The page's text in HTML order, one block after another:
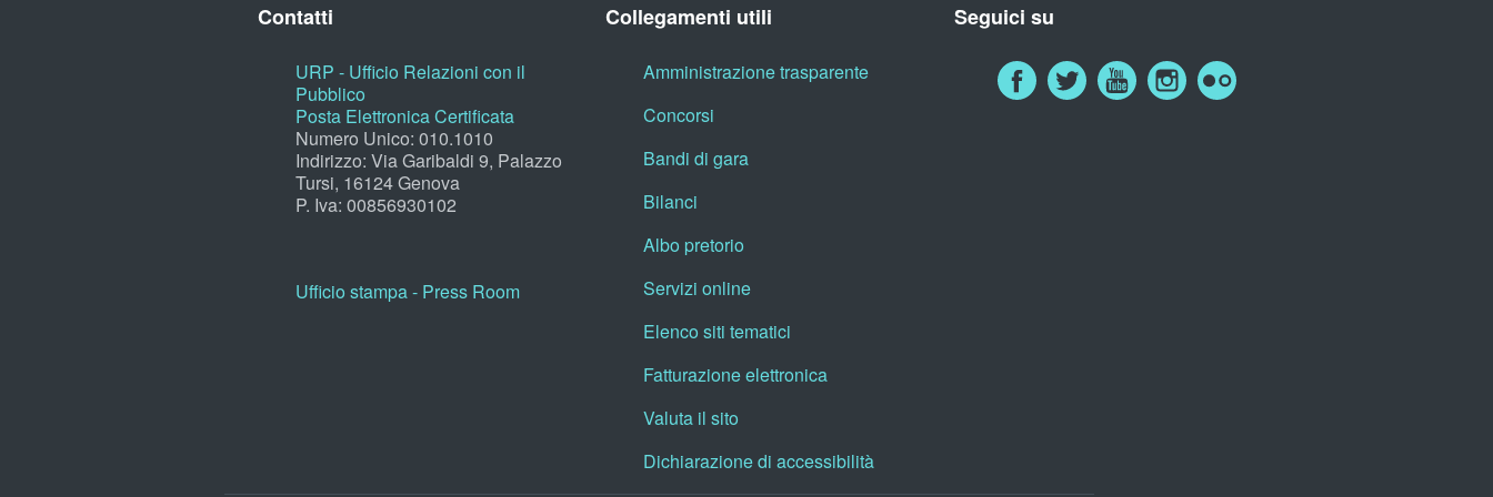
Contatti
URP - Ufficio Relazioni con il
Pubblico
Posta Elettronica Certificata
Numero Unico: 010.1010
Indirizzo: Via Garibaldi 9, Palazzo
Tursi, 16124 Genova
P. Iva: 00856930102
Ufficio stampa - Press Room
Collegamenti utili
Amministrazione trasparente
Concorsi
Bandi di gara
Bilanci
Albo pretorio
Servizi online
Elenco siti tematici
Fatturazione elettronica
Valuta il sito
Dichiarazione di accessibilità
Seguici su